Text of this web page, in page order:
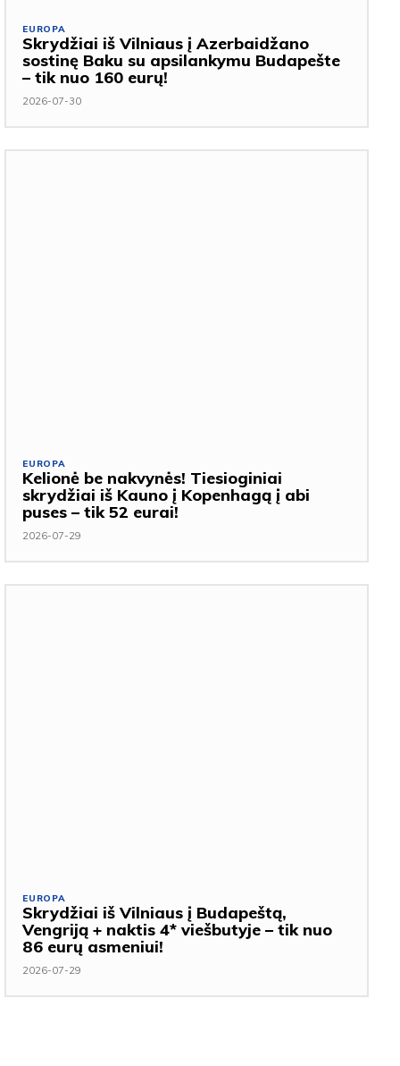
EUROPA
Skrydžiai iš Vilniaus į Azerbaidžano
sostinę Baku su apsilankymu Budapešte
– tik nuo 160 eurų!
2026-07-30
EUROPA
Kelionė be nakvynės! Tiesioginiai
skrydžiai iš Kauno į Kopenhagą į abi
puses – tik 52 eurai!
2026-07-29
EUROPA
Skrydžiai iš Vilniaus į Budapeštą,
Vengriją + naktis 4* viešbutyje – tik nuo
86 eurų asmeniui!
2026-07-29